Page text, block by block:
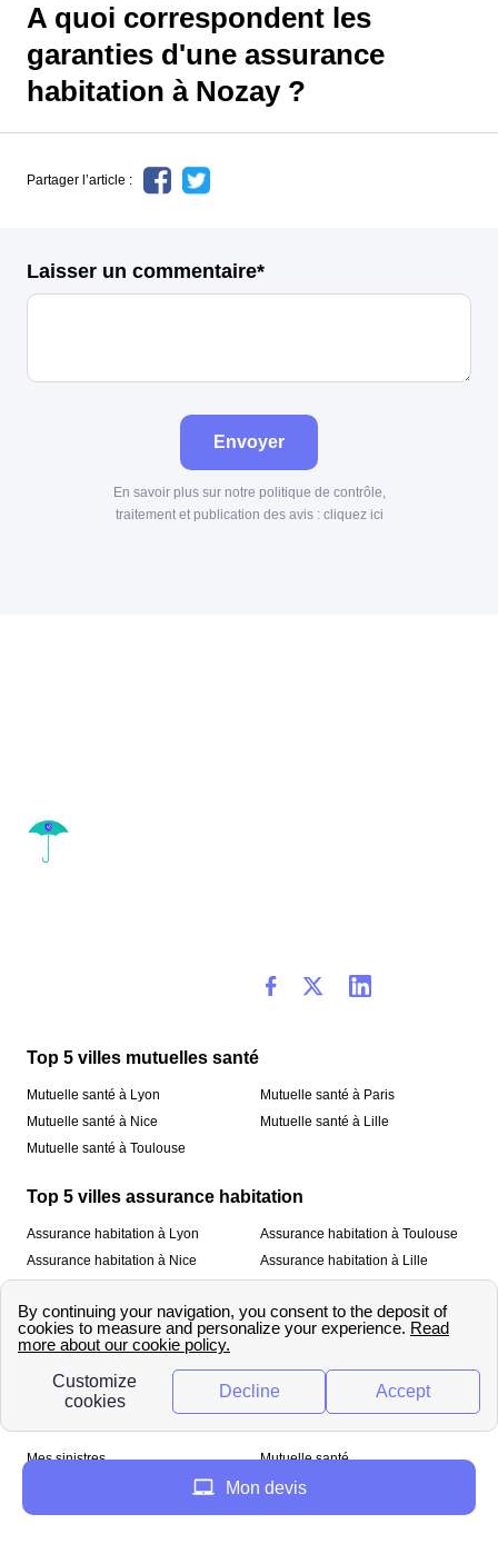
A quoi correspondent les
garanties d'une assurance
habitation à Nozay ?
Partager l’article :
Laisser un commentaire*
Envoyer
En savoir plus sur notre politique de contrôle,
traitement et publication des avis : cliquez ici
Top 5 villes mutuelles santé
Mutuelle santé à Lyon
Mutuelle santé à Nice
Mutuelle santé à Toulouse
Mutuelle santé à Paris
Mutuelle santé à Lille
Top 5 villes assurance habitation
Assurance habitation à Lyon
Assurance habitation à Nice
Assurance habitation à Toulouse
Assurance habitation à Lille
À propos
Qui sommes-nous ? Mentions légales
Mes sinistres
Mutuelle santé
Mon devis